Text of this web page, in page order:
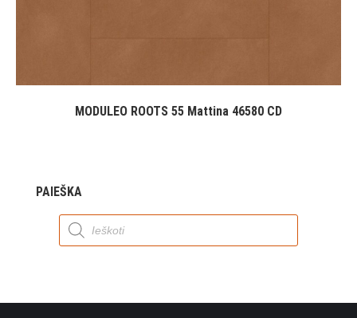
MODULEO ROOTS 55 Mattina 46580 CD
PAIEŠKA
Products
search